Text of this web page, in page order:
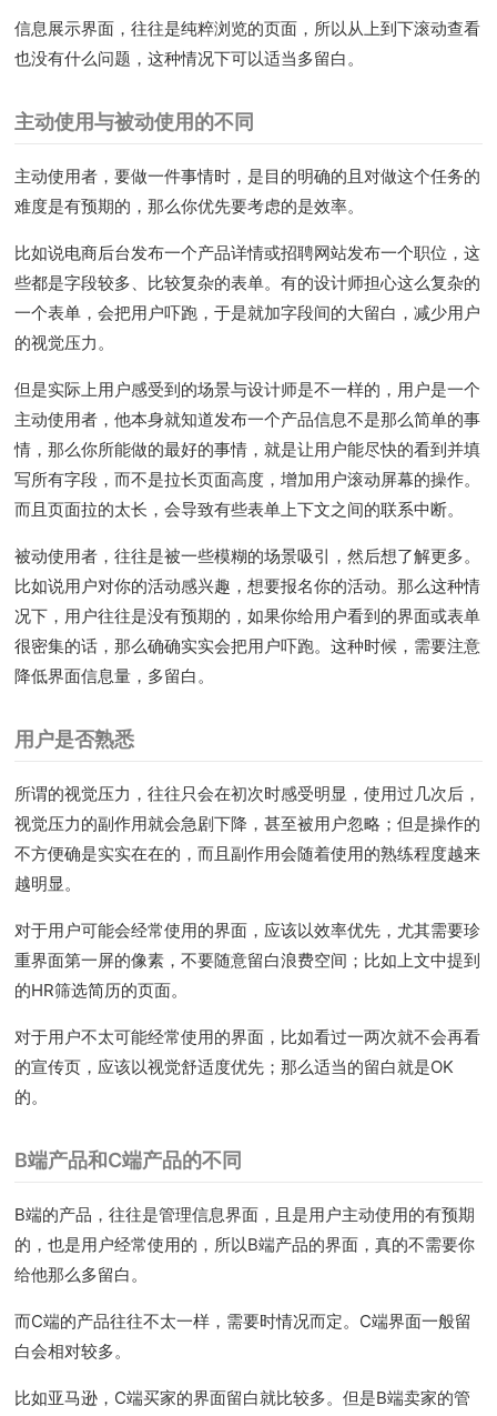
信息展示界面，往往是纯粹浏览的页面，所以从上到下滚动查看
也没有什么问题，这种情况下可以适当多留白。
主动使用与被动使用的不同
主动使用者，要做一件事情时，是目的明确的且对做这个任务的
难度是有预期的，那么你优先要考虑的是效率。
比如说电商后台发布一个产品详情或招聘网站发布一个职位，这
些都是字段较多、比较复杂的表单。有的设计师担心这么复杂的
一个表单，会把用户吓跑，于是就加字段间的大留白，减少用户
的视觉压力。
但是实际上用户感受到的场景与设计师是不一样的，用户是一个
主动使用者，他本身就知道发布一个产品信息不是那么简单的事
情，那么你所能做的最好的事情，就是让用户能尽快的看到并填
写所有字段，而不是拉长页面高度，增加用户滚动屏幕的操作。
而且页面拉的太长，会导致有些表单上下文之间的联系中断。
被动使用者，往往是被一些模糊的场景吸引，然后想了解更多。
比如说用户对你的活动感兴趣，想要报名你的活动。那么这种情
况下，用户往往是没有预期的，如果你给用户看到的界面或表单
很密集的话，那么确确实实会把用户吓跑。这种时候，需要注意
降低界面信息量，多留白。
用户是否熟悉
所谓的视觉压力，往往只会在初次时感受明显，使用过几次后，
视觉压力的副作用就会急剧下降，甚至被用户忽略；但是操作的
不方便确是实实在在的，而且副作用会随着使用的熟练程度越来
越明显。
对于用户可能会经常使用的界面，应该以效率优先，尤其需要珍
重界面第一屏的像素，不要随意留白浪费空间；比如上文中提到
的HR筛选简历的页面。
对于用户不太可能经常使用的界面，比如看过一两次就不会再看
的宣传页，应该以视觉舒适度优先；那么适当的留白就是OK
的。
B端产品和C端产品的不同
B端的产品，往往是管理信息界面，且是用户主动使用的有预期
的，也是用户经常使用的，所以B端产品的界面，真的不需要你
给他那么多留白。
而C端的产品往往不太一样，需要时情况而定。C端界面一般留
白会相对较多。
比如亚马逊，C端买家的界面留白就比较多。但是B端卖家的管
400-138-6990